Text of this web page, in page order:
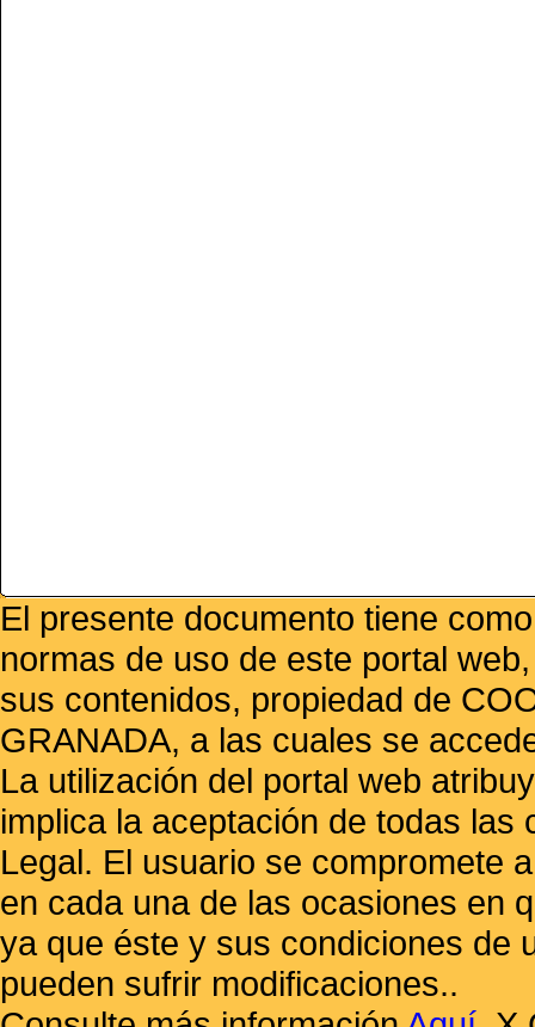
El presente documento tiene
normas de uso de este portal
sus contenidos, propiedad de
GRANADA, a las cuales se
La utilización del portal web
implica la aceptación de todas
Legal. El usuario se compromete
en cada una de las ocasiones en
ya que éste y sus condiciones de
pueden sufrir modificaciones..